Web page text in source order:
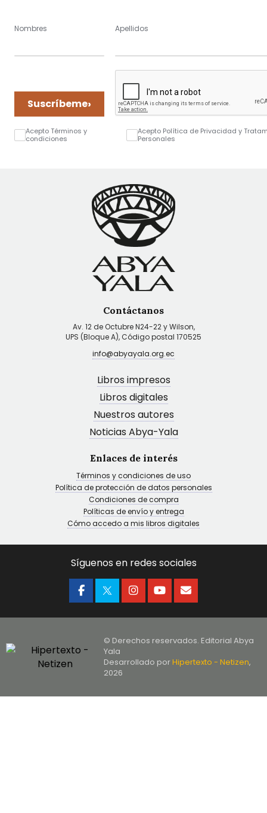
Nombres Apellidos
Suscríbeme›
Acepto Términos y
condiciones
Acepto Política de Privacidad y
Personales
Contáctanos
Av. 12 de Octubre N24-22 y Wilson,
UPS (Bloque A), Código postal 170525
info@abyayala.org.ec
Libros impresos
Libros digitales
Nuestros autores
Noticias Abya-Yala
Enlaces de interés
Términos y condiciones de uso
Política de protección de datos personales
Condiciones de compra
Políticas de envío y entrega
Cómo accedo a mis libros digitales
Síguenos en redes sociales
© Derechos reservados. Editorial Abya
Yala
Desarrollado porHipertexto - Netizen,
2026